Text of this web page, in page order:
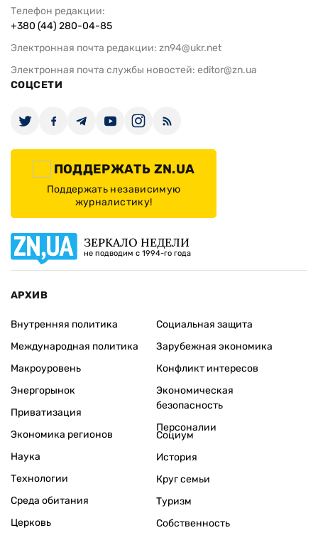
Телефон редакции:
+380 (44) 280-04-85
Электронная почта редакции: zn94@ukr.net
Электронная почта службы новостей: editor@zn.ua
СОЦСЕТИ
ПОДДЕРЖАТЬ ZN.UA
Поддержать независимую
журналистику!
ЗЕРКАЛО НЕДЕЛИ
не подводим с 1994-го года
АРХИВ
Внутренняя политика
Международная политика
Макроуровень
Энергорынок
Приватизация
Экономика регионов
Социальная защита
Зарубежная экономика
Конфликт интересов
Экономическая
безопасность
Персоналии
Наука
Технологии
Среда обитания
Церковь
Социум
История
Круг семьи
Туризм
Собственность